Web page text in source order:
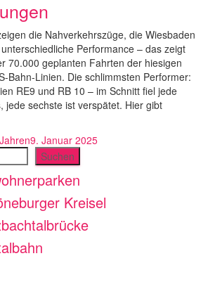
die Nahverkehrszüge, die Wiesbaden
Performance – das zeigt
70.000 geplanten Fahrten der hiesigen
Bahn-Linien. Die schlimmsten Performer:
RE9 und RB 10 – im Schnitt fiel jede
jede sechste ist verspätet. Hier gibt
9. Januar 2025
Suchen
Kreisel